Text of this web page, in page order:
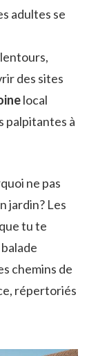
adultes se
des sites
local
palpitantes à
ne pas
jardin? Les
tu te
chemins de
répertoriés